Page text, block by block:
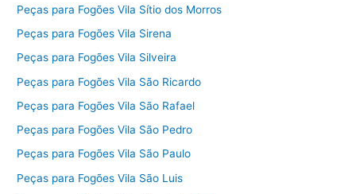
Peças para Fogões Vila Sítio dos Morros
Peças para Fogões Vila Sirena
Peças para Fogões Vila Silveira
Peças para Fogões Vila São Ricardo
Peças para Fogões Vila São Rafael
Peças para Fogões Vila São Pedro
Peças para Fogões Vila São Paulo
Peças para Fogões Vila São Luis